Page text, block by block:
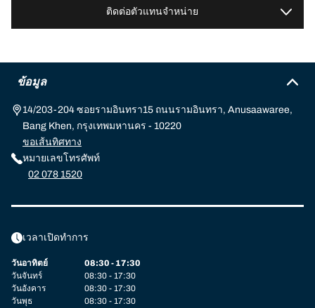
ติดต่อตัวแทนจำหน่าย
ข้อมูล
14/203-204 ซอยรามอินทรา15 ถนนรามอินทรา, Anusaawaree,
Bang Khen, กรุงเทพมหานคร - 10220
ขอเส้นทิศทาง
หมายเลขโทรศัพท์
02 078 1520
เวลาเปิดทำการ
วันอาทิตย์
08:30 - 17:30
วันจันทร์
08:30 - 17:30
วันอังคาร
08:30 - 17:30
วันพุธ
08:30 - 17:30